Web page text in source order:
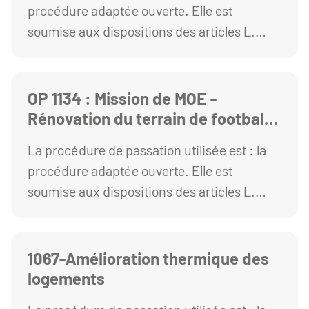
procédure adaptée ouverte. Elle est
soumise aux dispositions des articles L.
OP 1134 : Mission de MOE -
Rénovation du terrain de football
piste de padel sur le site de
PONCILLON
La procédure de passation utilisée est : la
procédure adaptée ouverte. Elle est
soumise aux dispositions des articles L.
1067-Amélioration thermique des
logements